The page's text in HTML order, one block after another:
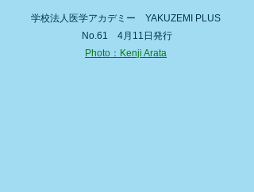
学校法人医学アカデミー　YAKUZEMI PLUS
No.61　4月11日発行
Photo：Kenji Arata